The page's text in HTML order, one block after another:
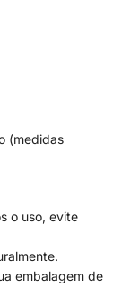
(medidas
o uso, evite
embalagem de